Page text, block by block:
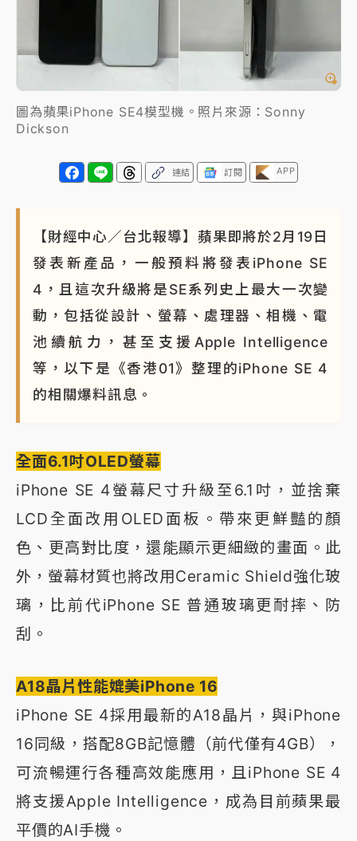
故宮《龍藏經》特展第2檔！今線上預約開賣一度塞車
周六起展出延長至晚上7時
台東農業處長涉圖利渡假村！東檢抗告成功 今重開羈
押庭
父親節泡湯了！中颱白海豚雨彈轟3天 「紅到發紫」降
圖為蘋果iPhone SE4模型機。照片來源：Sonny
Dickson
連結 訂閱 APP
【財經中心／台北報導】蘋果即將於2月19日
發表新產品，一般預料將發表iPhone SE
4，且這次升級將是SE系列史上最大一次變
動，包括從設計、螢幕、處理器、相機、電
池續航力，甚至支援Apple Intelligence
等，以下是《香港01》整理的iPhone SE 4
的相關爆料訊息。
全面6.1吋OLED螢幕
iPhone SE 4螢幕尺寸升級至6.1吋，並捨棄
LCD全面改用OLED面板。帶來更鮮豔的顏
色、更高對比度，還能顯示更細緻的畫面。此
外，螢幕材質也將改用Ceramic Shield強化玻
璃，比前代iPhone SE 普通玻璃更耐摔、防
刮。
A18晶片性能媲美iPhone 16
iPhone SE 4採用最新的A18晶片，與iPhone
16同級，搭配8GB記憶體（前代僅有4GB），
可流暢運行各種高效能應用，且iPhone SE 4
將支援Apple Intelligence，成為目前蘋果最
平價的AI手機。